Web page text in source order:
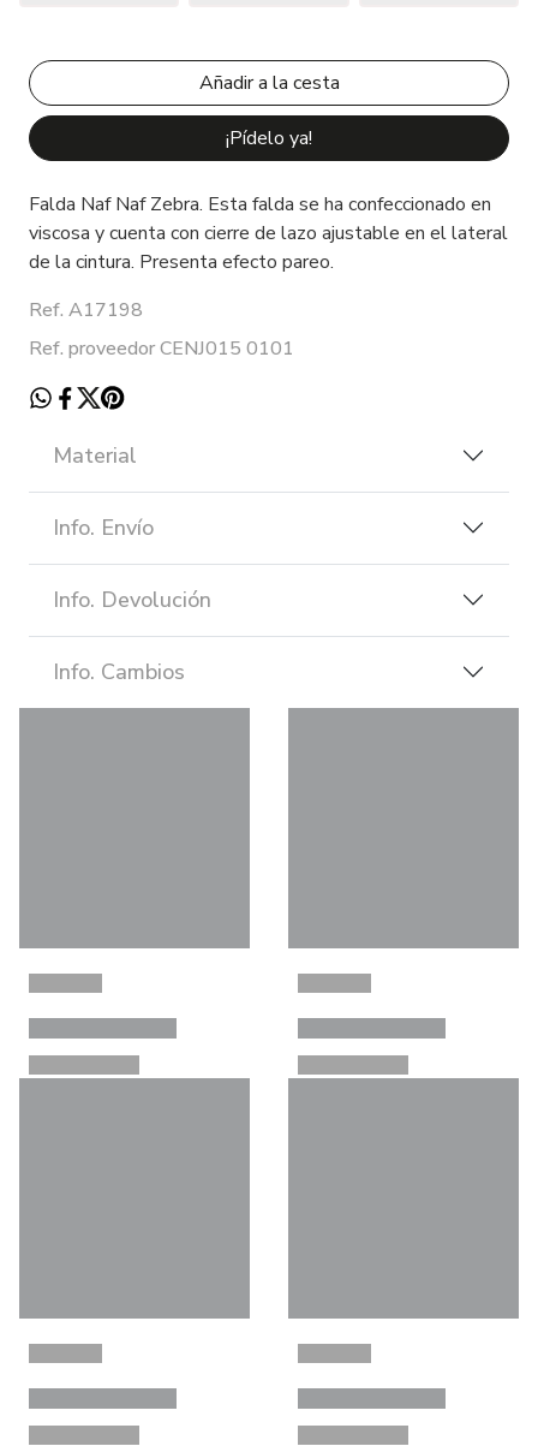
¡Pídelo ya!
Falda Naf Naf Zebra. Esta falda se ha confeccionado en
viscosa y cuenta con cierre de lazo ajustable en el lateral
de la cintura. Presenta efecto pareo.
Ref. A17198
Ref. proveedor CENJ015 0101
Material
Info. Envío
Info. Devolución
Info. Cambios